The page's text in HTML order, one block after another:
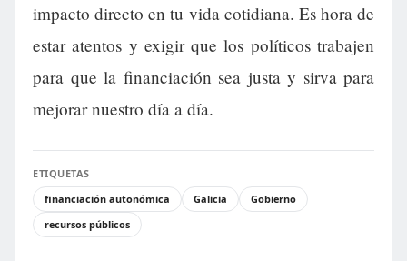
impacto directo en tu vida cotidiana. Es hora de
estar atentos y exigir que los políticos trabajen
para que la financiación sea justa y sirva para
mejorar nuestro día a día.
ETIQUETAS
financiación autonómica
Galicia
Gobierno
recursos públicos